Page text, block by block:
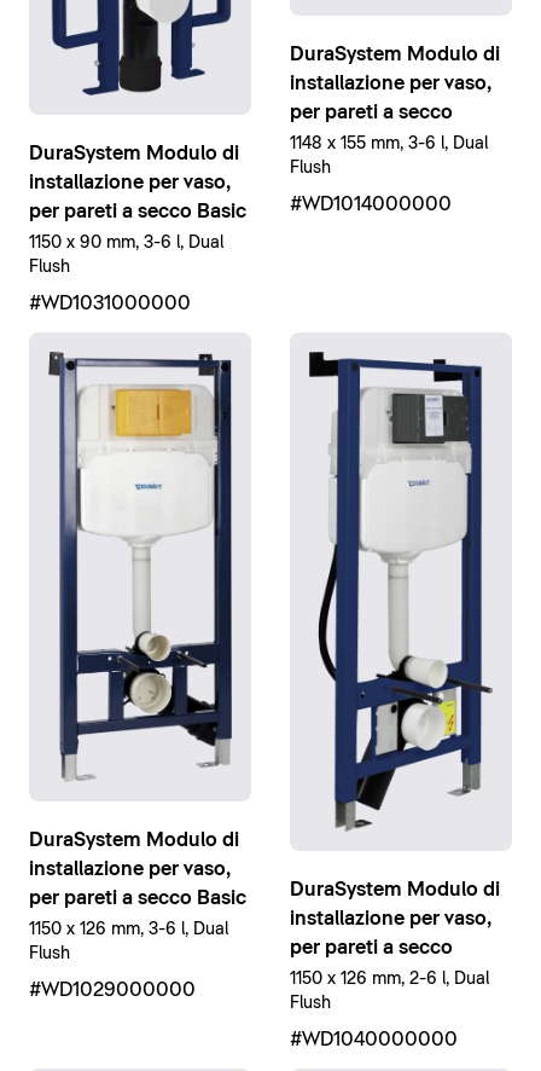
DuraSystem Modulo di
installazione per vaso,
per pareti a secco Basic
1150 x 90 mm, 3-6 l, Dual
Flush
#WD1031000000
DuraSystem Modulo di
installazione per vaso,
per pareti a secco
1148 x 155 mm, 3-6 l, Dual
Flush
#WD1014000000
DuraSystem Modulo di
installazione per vaso,
per pareti a secco Basic
1150 x 126 mm, 3-6 l, Dual
Flush
#WD1029000000
DuraSystem Modulo di
installazione per vaso,
per pareti a secco
1150 x 126 mm, 2-6 l, Dual
Flush
#WD1040000000